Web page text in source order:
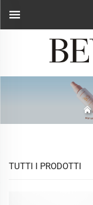
TUTTI I PRODOTTI